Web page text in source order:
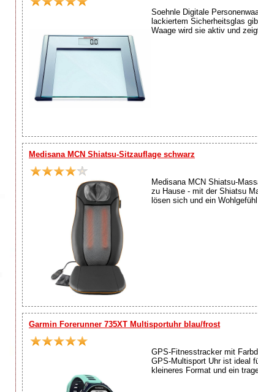
Soehnle Digitale
lackiertem Sicherheitsglas
Waage wird sie aktiv und
Medisana MCN Shiatsu-Sitzauflage schwarz
Medisana MCN Shiatsu-
zu Hause - mit der Shiatsu
lösen sich und ein
Garmin Forerunner 735XT Multisportuhr blau/frost
GPS-Fitnesstracker mit
GPS-Multisport Uhr ist ideal
kleineres Format und ein